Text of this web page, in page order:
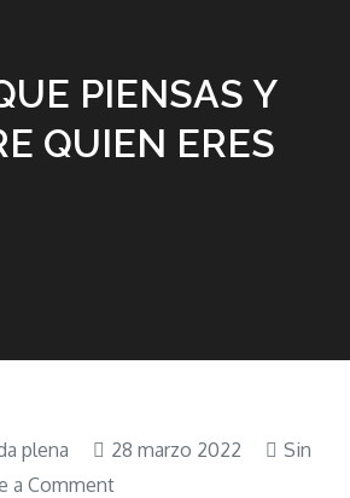
PIENSAS Y
QUIEN ERES
plena 28 marzo 2022
Sin
a Commenton